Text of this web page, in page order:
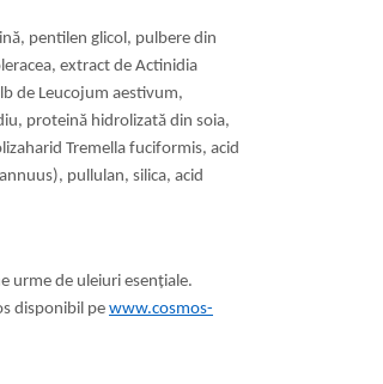
pentilen glicol, pulbere din
extract de Actinidia
de Leucojum aestivum,
proteină hidrolizată din soia,
Tremella fuciformis, acid
pullulan, silica, acid
urme de uleiuri esențiale.
disponibil pe www.cosmos-